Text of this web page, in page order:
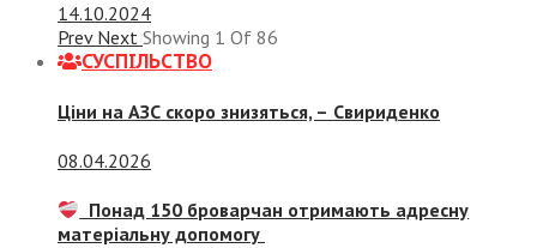
14.10.2024
Prev Next Showing 1 Of 86
СУСПIЛЬСТВО
Ціни на АЗС скоро знизяться, – Свириденко
08.04.2026
Понад 150 броварчан отримають адресну
матеріальну допомогу